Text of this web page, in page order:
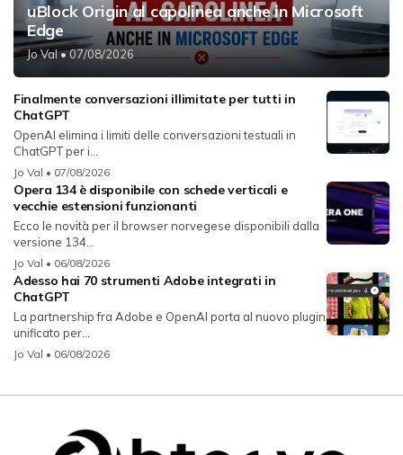
uBlock Origin al capolinea anche in Microsoft
Edge
Jo Val• 07/08/2026
Finalmente conversazioni illimitate per tutti in
ChatGPT
OpenAI elimina i limiti delle conversazioni testuali in
ChatGPT per i...
Jo Val • 07/08/2026
Opera 134 è disponibile con schede verticali e
vecchie estensioni funzionanti
Ecco le novità per il browser norvegese disponibili dalla
versione 134...
Jo Val • 06/08/2026
Adesso hai 70 strumenti Adobe integrati in
ChatGPT
La partnership fra Adobe e OpenAI porta al nuovo plugin
unificato per...
Jo Val • 06/08/2026